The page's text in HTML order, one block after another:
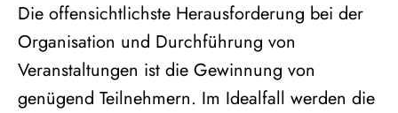
Die offensichtlichste Herausforderung bei der
Organisation und Durchführung von
Veranstaltungen ist die Gewinnung von
genügend Teilnehmern. Im Idealfall werden die